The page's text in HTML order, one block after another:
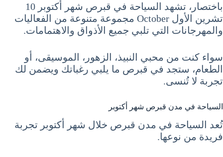
باختصار، تشهد السياحة في قبرص شهر أكتوبر 10
تشرين الأول October مجموعة متنوعة من الفعاليات
والمهرجانات التي تلبي جميع الأذواق والاهتمامات.
سواء كنت من محبي النبيذ، الزهور، الموسيقى، أو
الطعام، ستجد في قبرص ما يلبي رغباتك ويضمن لك
تجربة لا تُنسى.
السياحة في مدن قبرص شهر أكتوبر
تُعد السياحة في مدن قبرص خلال شهر أكتوبر تجربة
فريدة من نوعها.